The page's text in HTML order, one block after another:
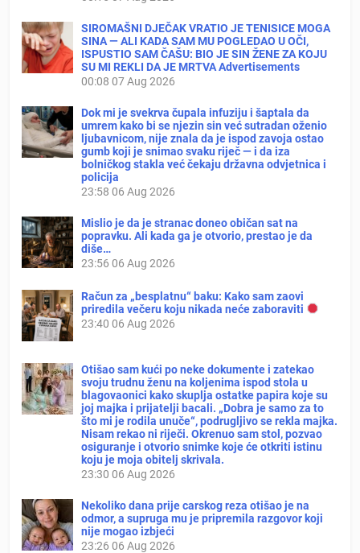
SIROMAŠNI DJEČAK VRATIO JE TENISICE MOGA
SINA — ALI KADA SAM MU POGLEDAO U OČI,
ISPUSTIO SAM ČAŠU: BIO JE SIN ŽENE ZA KOJU
SU MI REKLI DA JE MRTVA Advertisements
00:08 07 Aug 2026
Dok mi je svekrva čupala infuziju i šaptala da
umrem kako bi se njezin sin već sutradan oženio
ljubavnicom, nije znala da je ispod zavoja ostao
gumb koji je snimao svaku riječ — i da iza
bolničkog stakla već čekaju državna odvjetnica i
policija
23:58 06 Aug 2026
Mislio je da je stranac doneo običan sat na
popravku. Ali kada ga je otvorio, prestao je da
diše…
23:56 06 Aug 2026
Račun za „besplatnu“ baku: Kako sam zaovi
priredila večeru koju nikada neće zaboraviti
23:40 06 Aug 2026
Otišao sam kući po neke dokumente i zatekao
svoju trudnu ženu na koljenima ispod stola u
blagovaonici kako skuplja ostatke papira koje su
joj majka i prijatelji bacali. „Dobra je samo za to
što mi je rodila unuče“, podrugljivo se rekla majka.
Nisam rekao ni riječi. Okrenuo sam stol, pozvao
osiguranje i otvorio snimke koje će otkriti istinu
koju je moja obitelj skrivala.
23:30 06 Aug 2026
Nekoliko dana prije carskog reza otišao je na
odmor, a supruga mu je pripremila razgovor koji
nije mogao izbjeći
23:26 06 Aug 2026